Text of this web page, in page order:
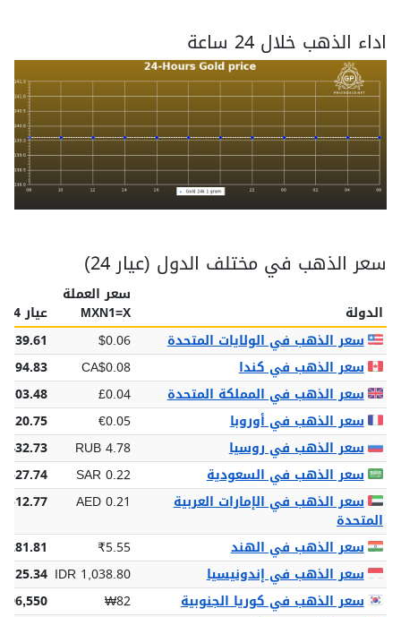
اداء الذهب خلال 24 ساعة
سعر الذهب في مختلف الدول (عيار 24)
الدولة
سعر العملة
MXN1=X
عيار 24
سعر الذهب في الولايات المتحدة
$0.06
$139.61
سعر الذهب في كندا
CA$0.08
سعر الذهب في المملكة المتحدة
£0.04
£103.48
سعر الذهب في أوروبا
€0.05
€120.75
سعر الذهب في روسيا
RUB 4.78
سعر الذهب في السعودية
SAR 0.22
527.74
سعر الذهب في الإمارات العربية
المتحدة
AED 0.21
512.77
سعر الذهب في الهند
₹5.55
سعر الذهب في إندونيسيا
IDR 1,038.80
سعر الذهب في كوريا الجنوبية
₩82